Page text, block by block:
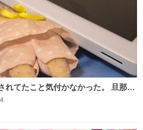
れてたこと気付かなかった。 旦那だ
れるから声出せずともSOSが伝わっ
が救出して、泣きじゃくる娘に自分